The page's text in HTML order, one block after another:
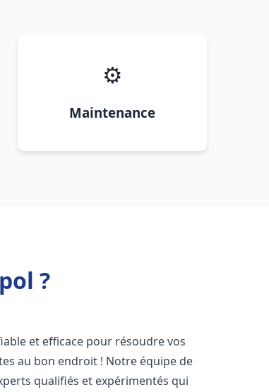
⚙️
Maintenance
?
et efficace pour résoudre vos
au bon endroit ! Notre équipe de
qualifiés et expérimentés qui